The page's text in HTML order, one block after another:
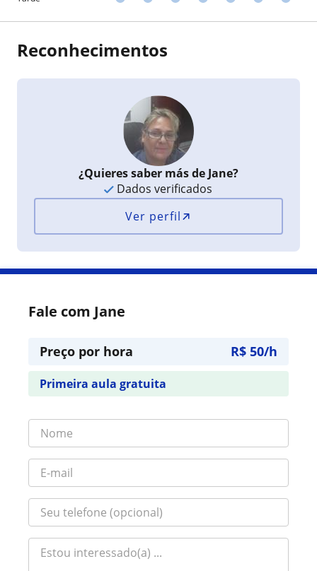
Reconhecimentos
¿Quieres saber más de Jane?
Dados verificados
Ver perfil
Fale com Jane
Preço por hora R$ 50/h
Primeira aula gratuita